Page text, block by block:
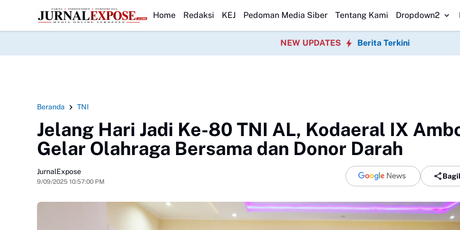
HEADLINE
Murid SDN Pasirwalang KecewaSEKBER FAHMI Desak Polrestabes Medan Transparan Usut Kematian Winda Forwatu Banten Soroti
Home Redaksi KEJ Pedoman Media Siber Tentang Kami Dropdown2
NEW UPDATES Berita Terkini
Beranda TNI
Jelang Hari Jadi Ke-80 TNI AL, Kodaeral IX
Gelar Olahraga Bersama dan Donor Darah
JurnalExpose
9/09/2025 10:57:00 PM